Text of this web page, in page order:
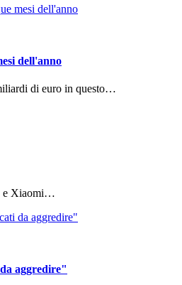
dell'anno
di euro in questo…
e Xiaomi…
aggredire"